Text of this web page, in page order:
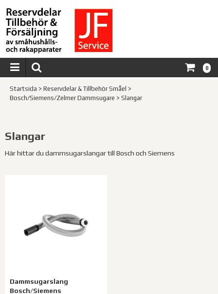
0
Startsida > Reservdelar & Tillbehör Småel >
Bosch/Siemens/Zelmer Dammsugare > Slangar
Slangar
Här hittar du dammsugarslangar till Bosch och Siemens
Dammsugarslang
Bosch/Siemens